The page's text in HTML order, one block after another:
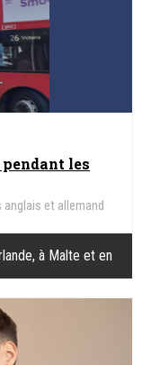
les
et allemand
à Malte et en